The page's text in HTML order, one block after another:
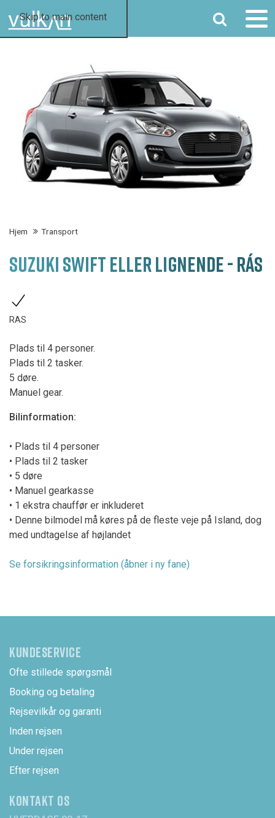
Skip to main content SØG
Hjem Transport
SUZUKI SWIFT ELLER LIGNENDE - RÁS
RAS
Plads til 4 personer.
Plads til 2 tasker.
5 døre.
Manuel gear.
Bilinformation:
• Plads til 4 personer
• Plads til 2 tasker
• 5 døre
• Manuel gearkasse
• 1 ekstra chauffør er inkluderet
• Denne bilmodel må køres på de fleste veje på Island, dog
med undtagelse af højlandet
Se forsikringsinformation (åbner i ny fane)
KUNDESERVICE
Ofte stillede spørgsmål
Booking og betaling
Rejsevilkår og garanti
Inden rejsen
Under rejsen
Efter rejsen
KONTAKT OS